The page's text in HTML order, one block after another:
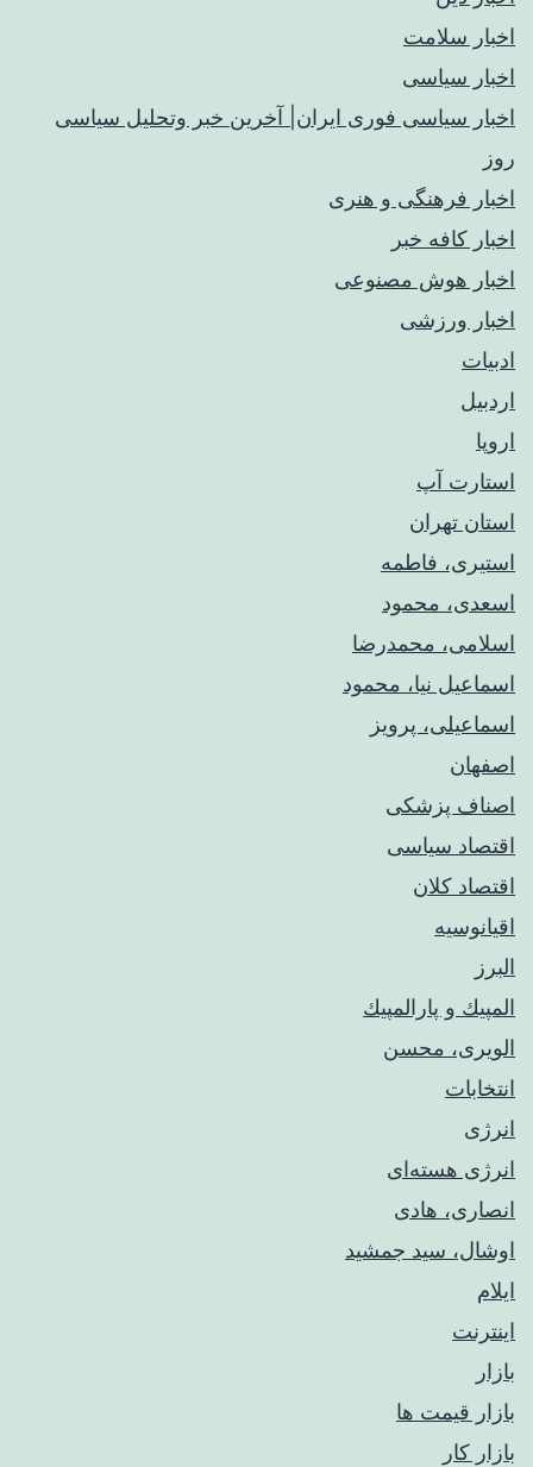
اخبار سلامت
اخبار سیاسی
اخبار سیاسی فوری ایران| آخرین خبر وتحلیل سیاسی
روز
اخبار فرهنگی و هنری
اخبار کافه خبر
اخبار هوش مصنوعی
اخبار ورزشی
ادبیات
اردبیل
اروپا
استارت آپ
استان تهران
استیری، فاطمه
اسعدی، محمود
اسلامی، محمدرضا
اسماعیل نیا، محمود
اسماعیلی، پرویز
اصفهان
اصناف پزشکی
اقتصاد سیاسی
اقتصاد کلان
اقیانوسیه
البرز
المپيك و پارالمپيك
الویری، محسن
انتخابات
انرژی
انرژی هسته‌ای
انصاری، هادی
اوشال، سید جمشید
ایلام
اینترنت
بازار
بازار قیمت ها
بازار کار